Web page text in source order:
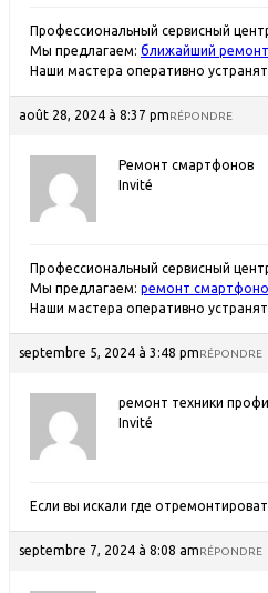
Профессиональный сервисный
Мы предлагаем: ближайший
Наши мастера оперативно
août 28, 2024 à 8:37 pmRÉPONDRE
Ремонт смартфонов
Invité
Профессиональный сервисный
Мы предлагаем: ремонт
Наши мастера оперативно
septembre 5, 2024 à 3:48 pmRÉPONDRE
ремонт техники
Invité
Если вы искали где
septembre 7, 2024 à 8:08 amRÉPONDRE